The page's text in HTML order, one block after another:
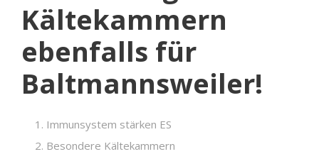
Kältekammern
ebenfalls für
Baltmannsweiler!
Immunsystem stärken ES
Besondere Kältekammern